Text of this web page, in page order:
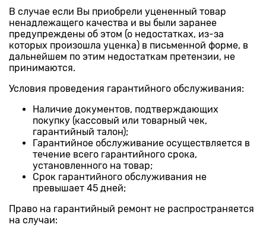
В случае если Вы приобрели уцененный товар
ненадлежащего качества и вы были заранее
предупреждены об этом (о недостатках, из-за
которых произошла уценка) в письменной форме, в
дальнейшем по этим недостаткам претензии, не
принимаются.
Условия проведения гарантийного обслуживания:
Наличие документов, подтверждающих
покупку (кассовый или товарный чек,
гарантийный талон);
Гарантийное обслуживание осуществляется в
течение всего гарантийного срока,
установленного на товар;
Срок гарантийного обслуживания не
превышает 45 дней;
Право на гарантийный ремонт не распространяется
на случаи: